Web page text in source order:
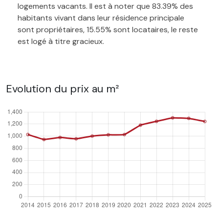
logements vacants. Il est à noter que 83.39% des
habitants vivant dans leur résidence principale
sont propriétaires, 15.55% sont locataires, le reste
est logé à titre gracieux.
Evolution du prix au m²